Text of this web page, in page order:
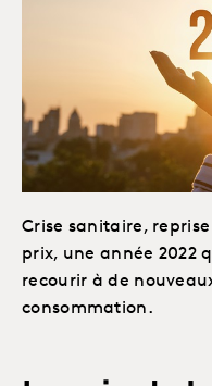
Crise sanitaire,
prix, une année 2022
recourir à de
consommation.